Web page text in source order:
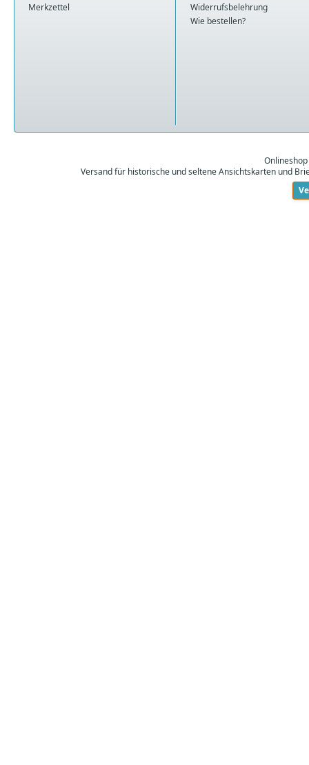
Merkzettel
Widerrufsbelehrung
Wie bestellen?
Versand für historische und seltene Ansichtskarten und